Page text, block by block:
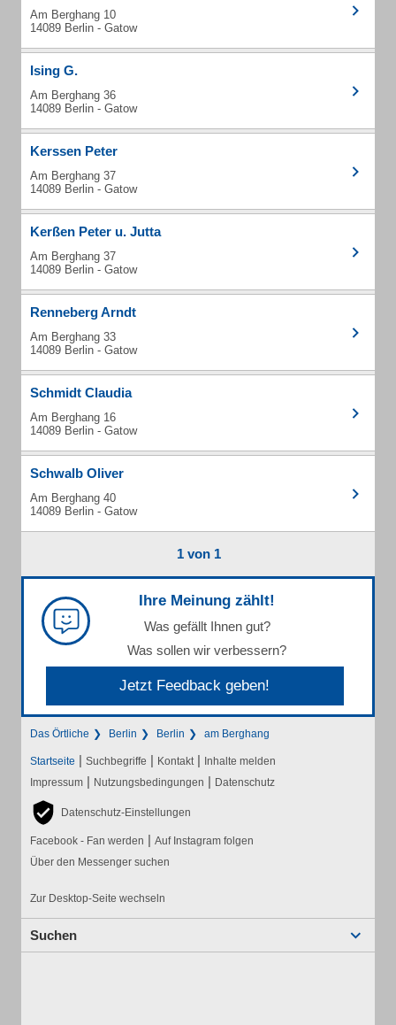
Am Berghang 10
14089 Berlin - Gatow
Ising G.
Am Berghang 36
14089 Berlin - Gatow
Kerssen Peter
Am Berghang 37
14089 Berlin - Gatow
Kerßen Peter u. Jutta
Am Berghang 37
14089 Berlin - Gatow
Renneberg Arndt
Am Berghang 33
14089 Berlin - Gatow
Schmidt Claudia
Am Berghang 16
14089 Berlin - Gatow
Schwalb Oliver
Am Berghang 40
14089 Berlin - Gatow
1 von 1
Ihre Meinung zählt!
Was gefällt Ihnen gut?
Was sollen wir verbessern?
Jetzt Feedback geben!
Das Örtliche Berlin Berlin am Berghang
Startseite | Suchbegriffe | Kontakt | Inhalte melden
Impressum | Nutzungsbedingungen | Datenschutz
Datenschutz-Einstellungen
Facebook - Fan werden | Auf Instagram folgen
Über den Messenger suchen
Zur Desktop-Seite wechseln
Suchen